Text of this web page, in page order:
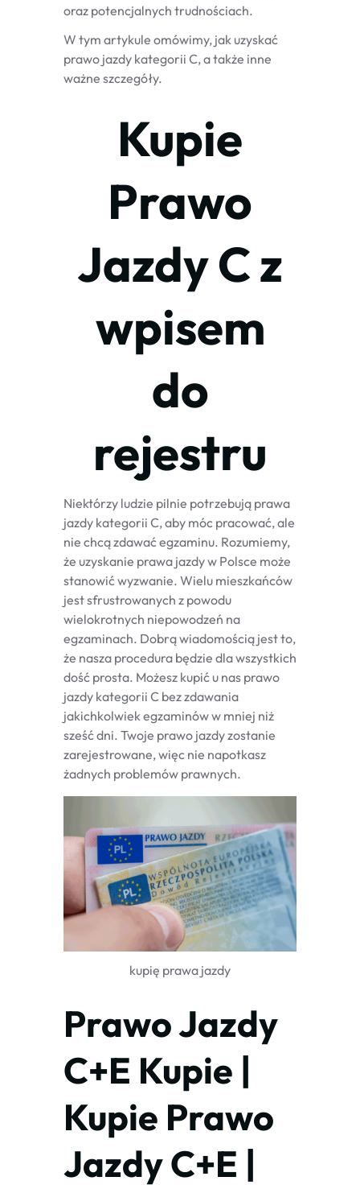
oraz potencjalnych trudnościach.
W tym artykule omówimy, jak uzyskać
prawo jazdy kategorii C, a także inne
ważne szczegóły.
Kupie
Prawo
Jazdy C z
wpisem
do
rejestru
Niektórzy ludzie pilnie potrzebują prawa
jazdy kategorii C, aby móc pracować, ale
nie chcą zdawać egzaminu. Rozumiemy,
że uzyskanie prawa jazdy w Polsce może
stanowić wyzwanie. Wielu mieszkańców
jest sfrustrowanych z powodu
wielokrotnych niepowodzeń na
egzaminach. Dobrą wiadomością jest to,
że nasza procedura będzie dla wszystkich
dość prosta. Możesz kupić u nas prawo
jazdy kategorii C bez zdawania
jakichkolwiek egzaminów w mniej niż
sześć dni. Twoje prawo jazdy zostanie
zarejestrowane, więc nie napotkasz
żadnych problemów prawnych.
kupię prawa jazdy
Prawo Jazdy
C+E Kupie |
Kupie Prawo
Jazdy C+E |